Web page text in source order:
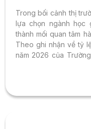
Trong bối cảnh thị
lựa chọn ngành học
thành mối quan tâm
Theo ghi nhận về tỷ
năm 2026 của
đạt tỷ lệ 100%.
đào tạo lấy người học
doanh nghiệp và